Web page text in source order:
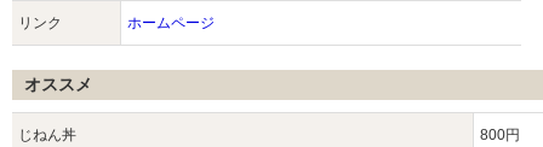
リンク ホームページ
オススメ
じねん丼 800円